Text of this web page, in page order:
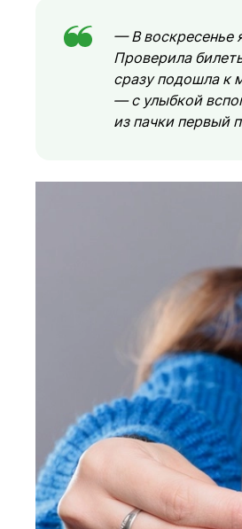
— В воскресенье
Проверила
сразу подошла к
— с улыбкой
из пачки первый